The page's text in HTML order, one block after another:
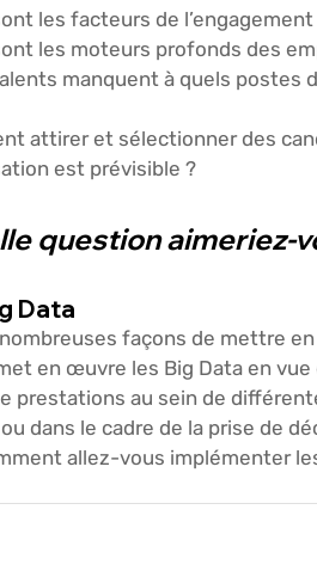
les facteurs de
les moteurs profonds des
manquent à quels postes
attirer et sélectionner des
est prévisible ?
question aimeriez-
Data
façons de mettre
en œuvre les Big Data en
prestations au sein de
dans le cadre de la prise de
allez-vous implémenter